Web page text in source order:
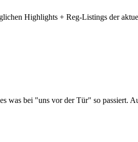
Highlights + Reg-Listings der
was bei "uns vor der Tür" so passiert.